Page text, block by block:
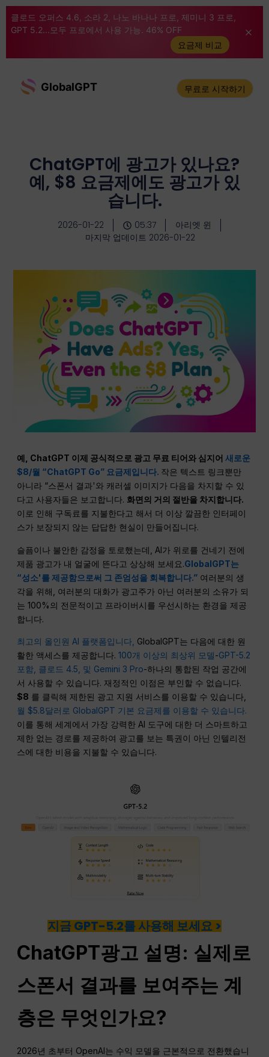
클로드 오퍼스 4.6, 소라 2, 나노 바나나 프로, 제미니 3 프로,
GPT 5.2...모두 프로에서 사용 가능. 46% OFF
요금제 비교
GlobalGPT 무료로 시작하기
ChatGPT에 광고가 있나요?
예, $8 요금제에도 광고가 있
습니다.
2026-01-22 05:37
아리엣 윈
마지막 업데이트 2026-01-22
예, ChatGPT 이제 공식적으로 광고 무료 티어와 심지어새로운
$8/월 “ChatGPT Go” 요금제입니다. 작은 텍스트 링크뿐만
아니라 “스폰서 결과'와 캐러셀 이미지가 다음을 차지할 수 있
다고 사용자들은 보고합니다. 화면의 거의 절반을 차지합니다.
이로 인해 구독료를 지불한다고 해서 더 이상 깔끔한 인터페이
스가 보장되지 않는 답답한 현실이 만들어집니다.
슬픔이나 불안한 감정을 토로했는데, AI가 위로를 건네기 전에
제품 광고가 내 얼굴에 뜬다고 상상해 보세요.GlobalGPT는
“성소'를 제공함으로써 그 존엄성을 회복합니다.” 여러분의 생
각을 위해, 여러분의 대화가 광고주가 아닌 여러분의 소유가 되
는 100%의 전문적이고 프라이버시를 우선시하는 환경을 제공
합니다.
최고의 올인원 AI 플랫폼입니다, GlobalGPT는 다음에 대한 원
활한 액세스를 제공합니다.100개 이상의 최상위 모델-GPT-5.2
포함 , 클로드 4.5, 및 Gemini 3 Pro-하나의 통합된 작업 공간에
서 사용할 수 있습니다. 재정적인 이점은 부인할 수 없습니다.
$8 를 클릭해 제한된 광고 지원 서비스를 이용할 수 있습니다,
월 $5.8달러로 GlobalGPT 기본 요금제를 이용할 수 있습니다.
이를 통해 세계에서 가장 강력한 AI 도구에 대한 더 스마트하고
제한 없는 경로를 제공하여 광고를 보는 특권이 아닌 인텔리전
스에 대한 비용을 지불할 수 있습니다.
지금 GPT-5.2를 사용해 보세요 >
ChatGPT광고 설명: 실제로
스폰서 결과를 보여주는 계
층은 무엇인가요?
2026년 초부터 OpenAI는 수익 모델을 근본적으로 전환했습니